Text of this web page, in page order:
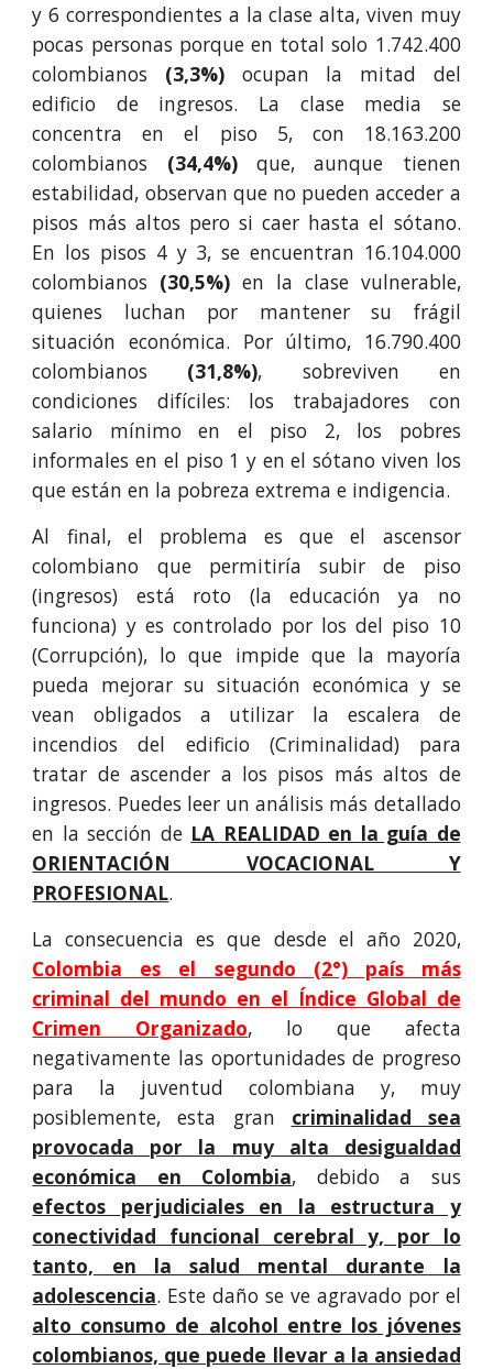
y 6 correspondientes a la clase alta, viven muy
pocas personas porque en total solo 1.742.400
colombianos (3,3%) ocupan la mitad del
edificio de ingresos. La clase media se
concentra en el piso 5, con 18.163.200
colombianos (34,4%)que, aunque tienen
estabilidad, observan que no pueden acceder a
pisos más altos pero si caer hasta el sótano.
En los pisos 4 y 3, se encuentran 16.104.000
colombianos (30,5%) en la clase vulnerable,
quienes luchan por mantener su frágil
situación económica. Por último, 16.790.400
colombianos (31,8%), sobreviven en
condiciones difíciles: los trabajadores con
salario mínimo en el piso 2, los pobres
informales en el piso 1 y en el sótano viven los
que están en la pobreza extrema e indigencia.
Al final, el problema es que el ascensor
colombiano que permitiría subir de piso
(ingresos) está roto (la educación ya no
funciona) y es controlado por los del piso 10
(Corrupción), lo que impide que la mayoría
pueda mejorar su situación económica y se
vean obligados a utilizar la escalera de
incendios del edificio (Criminalidad) para
tratar de ascender a los pisos más altos de
ingresos. Puedes leer un análisis más detallado
en la sección de LA REALIDAD en la guía de
ORIENTACIÓN VOCACIONAL Y
PROFESIONAL.
La consecuencia es que desde el año 2020,
Colombia es el segundo (2°) país más
criminal del mundo en el Índice Global de
Crimen Organizado, lo que afecta
negativamente las oportunidades de progreso
para la juventud colombiana y, muy
posiblemente, esta gran criminalidad sea
provocada por la muy alta desigualdad
económica en Colombia, debido a sus
efectos perjudiciales en la estructura y
conectividad funcional cerebral y, por lo
tanto, en la salud mental durante la
adolescencia. Este daño se ve agravado por el
alto consumo de alcohol entre los jóvenes
colombianos, que puede llevar a la ansiedad